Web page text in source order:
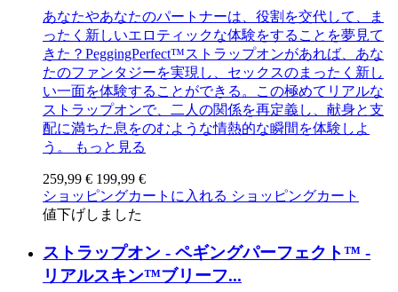
あなたやあなたのパートナーは、役割を交代して、ま
ったく新しいエロティックな体験をすることを夢見て
きた？PeggingPerfect™ストラップオンがあれば、あな
たのファンタジーを実現し、セックスのまったく新し
い一面を体験することができる。この極めてリアルな
ストラップオンで、二人の関係を再定義し、献身と支
配に満ちた息をのむような情熱的な瞬間を体験しよ
う。
もっと見る
259,99 € 199,99 €
ショッピングカートに入れる ショッピングカート
値下げしました
ストラップオン - ペギングパーフェクト™ -
リアルスキン™ブリーフ...